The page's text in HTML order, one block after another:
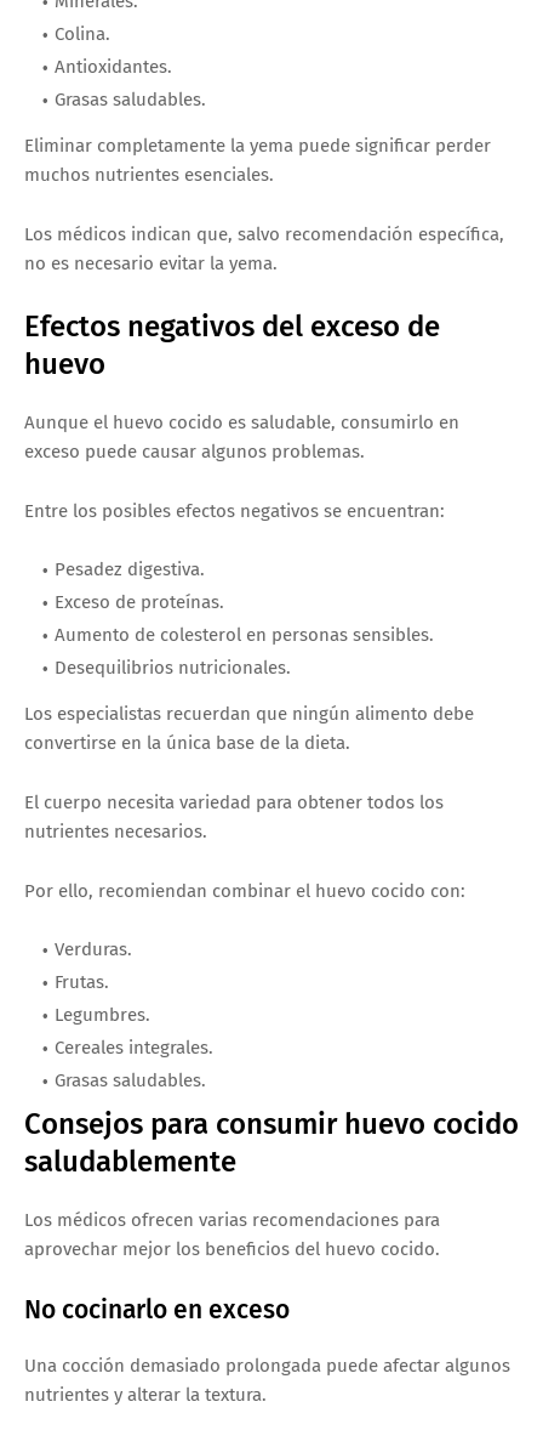
Colina.
Antioxidantes.
Grasas saludables.
Eliminar completamente la yema puede significar perder
muchos nutrientes esenciales.
Los médicos indican que, salvo recomendación específica,
no es necesario evitar la yema.
Efectos negativos del exceso de
huevo
Aunque el huevo cocido es saludable, consumirlo en
exceso puede causar algunos problemas.
Entre los posibles efectos negativos se encuentran:
Pesadez digestiva.
Exceso de proteínas.
Aumento de colesterol en personas sensibles.
Desequilibrios nutricionales.
Los especialistas recuerdan que ningún alimento debe
convertirse en la única base de la dieta.
El cuerpo necesita variedad para obtener todos los
nutrientes necesarios.
Por ello, recomiendan combinar el huevo cocido con:
Verduras.
Frutas.
Legumbres.
Cereales integrales.
Grasas saludables.
Consejos para consumir huevo cocido
saludablemente
Los médicos ofrecen varias recomendaciones para
aprovechar mejor los beneficios del huevo cocido.
No cocinarlo en exceso
Una cocción demasiado prolongada puede afectar algunos
nutrientes y alterar la textura.